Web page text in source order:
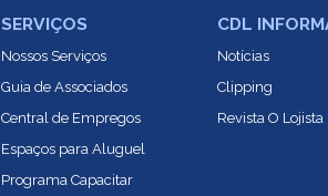
SERVIÇOS
Nossos Serviços
Guia de Associados
Central de Empregos
Espaços para Aluguel
Programa Capacitar
CDL
Notícias
Clipping
Revista O Lojista